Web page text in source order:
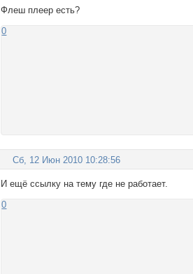
Флеш плеер есть?
0
Сб, 12 Июн 2010 10:28:56
И ещё ссылку на тему где не работает.
0